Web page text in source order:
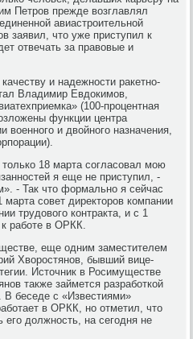
Петров прежде возглавлял
авиастроительной
заявил, что уже приступил к
отвечать за правовые и
и надежности ракетно-
Владимир Евдокимов,
(100-процентная
функции центра
военного и двойного назначения,
18 марта согласовал мою
я еще не приступил, -
- Так что формально я сейчас
совет директоров компании
трудового контракта, и с 1
работе в ОРКК.
еще одним заместителем
Хворостянов, бывший вице-
Источник в Росимуществе
также займется разработкой
В беседе с «Известиями»
в ОРКК, но отметил, что
его должность, на сегодня не